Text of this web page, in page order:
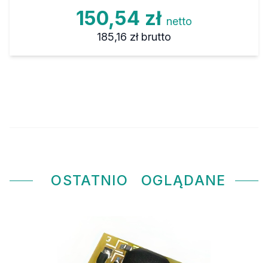
150,54 zł netto
185,16 zł brutto
OSTATNIO OGLĄDANE